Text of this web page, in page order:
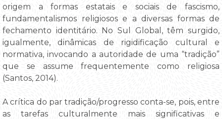
origem a formas estatais e sociais de fascismo,
fundamentalismos religiosos e a diversas formas de
fechamento identitário. No Sul Global, têm surgido,
igualmente, dinâmicas de rigidificação cultural e
normativa, invocando a autoridade de uma “tradição”
que se assume frequentemente como religiosa
(Santos, 2014).
A crítica do par tradição/progresso conta-se, pois, entre
as tarefas culturalmente mais significativas e